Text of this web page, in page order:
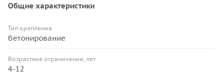
Общие характеристики
Тип крепления
бетонирование
Возрастное ограничение, лет
4-12